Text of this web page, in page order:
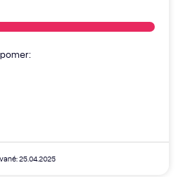
25.04.2025